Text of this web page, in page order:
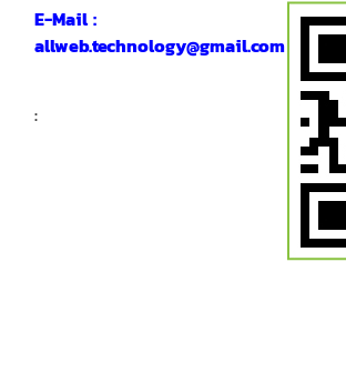
E-Mail :
allweb.technology@gmail.com
: